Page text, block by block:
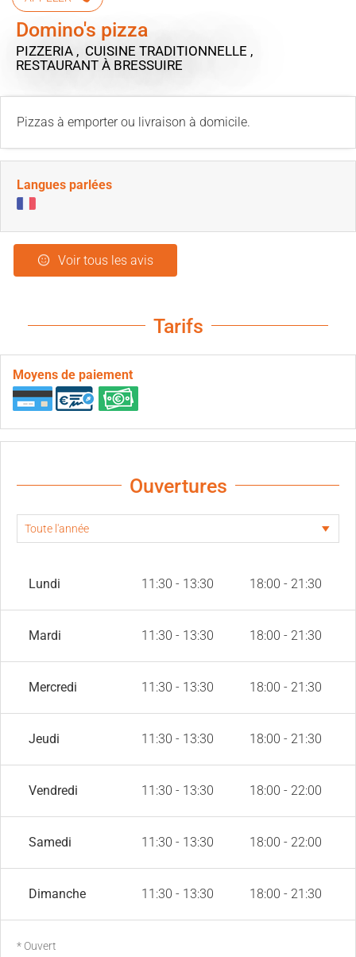
Domino's pizza
PIZZERIA , CUISINE TRADITIONNELLE ,
RESTAURANT À BRESSUIRE
Pizzas à emporter ou livraison à domicile.
Langues parlées
Voir tous les avis
Tarifs
Moyens de paiement
Ouvertures
Lundi 11:30 - 13:30 18:00 - 21:30
Mardi 11:30 - 13:30 18:00 - 21:30
Mercredi 11:30 - 13:30 18:00 - 21:30
Jeudi 11:30 - 13:30 18:00 - 21:30
Vendredi 11:30 - 13:30 18:00 - 22:00
Samedi 11:30 - 13:30 18:00 - 22:00
Dimanche 11:30 - 13:30 18:00 - 21:30
* Ouvert